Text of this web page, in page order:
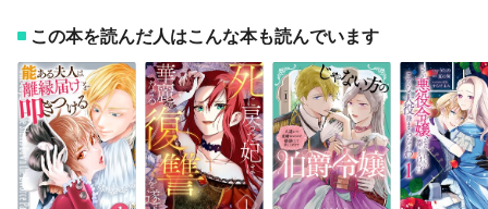
この本を読んだ人はこんな本も読んでいます